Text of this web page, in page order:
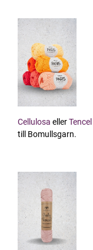
Cellulosa ellerTencel
till Bomullsgarn.